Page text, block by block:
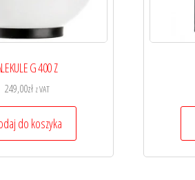
G 400 Z
249,00zł z VAT
do koszyka